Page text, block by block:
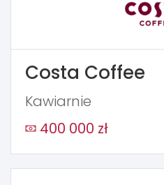
Costa Coffee
Kawiarnie
400 000 zł